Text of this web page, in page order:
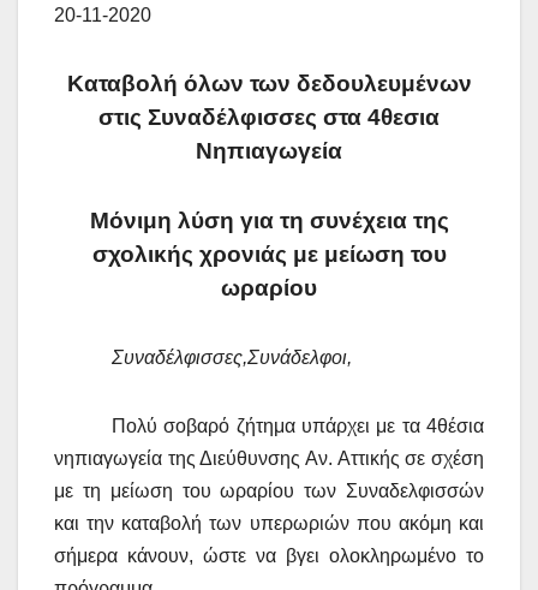
20-11-2020
Καταβολή όλων των δεδουλευμένων
στις Συναδέλφισσες στα 4θεσια
Νηπιαγωγεία
Μόνιμη λύση για τη συνέχεια της
σχολικής χρονιάς με μείωση του
ωραρίου
Συναδέλφισσες,Συνάδελφοι,
Πολύ σοβαρό ζήτημα υπάρχει με τα 4θέσια
νηπιαγωγεία της Διεύθυνσης Αν. Αττικής σε σχέση
με τη μείωση του ωραρίου των Συναδελφισσών
και την καταβολή των υπερωριών που ακόμη και
σήμερα κάνουν, ώστε να βγει ολοκληρωμένο το